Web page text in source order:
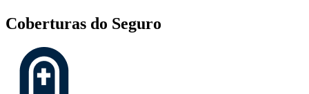
Coberturas do Seguro